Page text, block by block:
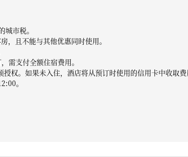
城市税。
，且不能与其他优惠同时使用。
需支付全额住宿费用。
权。如果未入住，酒店将从预订时使用的信用卡中收取费
。